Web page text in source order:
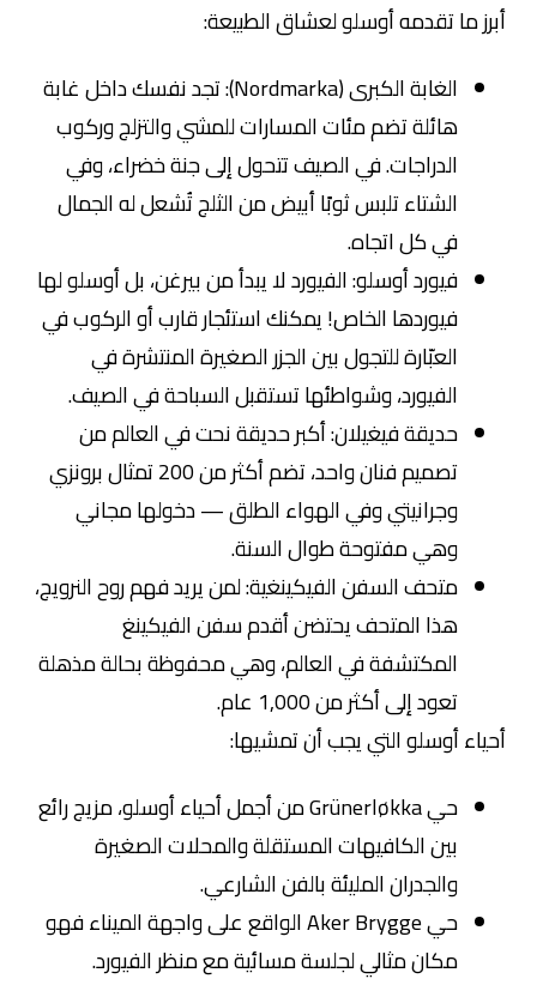
أبرز ما تقدمه أوسلو لعشاق الطبيعة:
الغابة الكبرى (Nordmarka): تجد نفسك داخل غابة
هائلة تضم مئات المسارات للمشي والتزلج وركوب
الدراجات. في الصيف تتحول إلى جنة خضراء، وفي
الشتاء تلبس ثوبًا أبيض من الثلج تُشعل له الجمال
في كل اتجاه.
فيورد أوسلو: الفيورد لا يبدأ من بيرغن، بل أوسلو لها
فيوردها الخاص! يمكنك استئجار قارب أو الركوب في
العبّارة للتجول بين الجزر الصغيرة المنتشرة في
الفيورد، وشواطئها تستقبل السباحة في الصيف.
حديقة فيغيلان: أكبر حديقة نحت في العالم من
تصميم فنان واحد، تضم أكثر من 200 تمثال برونزي
وجرانيتي وفي الهواء الطلق — دخولها مجاني
وهي مفتوحة طوال السنة.
متحف السفن الفيكينغية: لمن يريد فهم روح النرويج،
هذا المتحف يحتضن أقدم سفن الفيكينغ
المكتشفة في العالم، وهي محفوظة بحالة مذهلة
تعود إلى أكثر من 1,000 عام.
أحياء أوسلو التي يجب أن تمشيها:
حي Grünerløkka من أجمل أحياء أوسلو، مزيج رائع
بين الكافيهات المستقلة والمحلات الصغيرة
والجدران المليئة بالفن الشارعي.
حي Aker Brygge الواقع على واجهة الميناء فهو
مكان مثالي لجلسة مسائية مع منظر الفيورد.